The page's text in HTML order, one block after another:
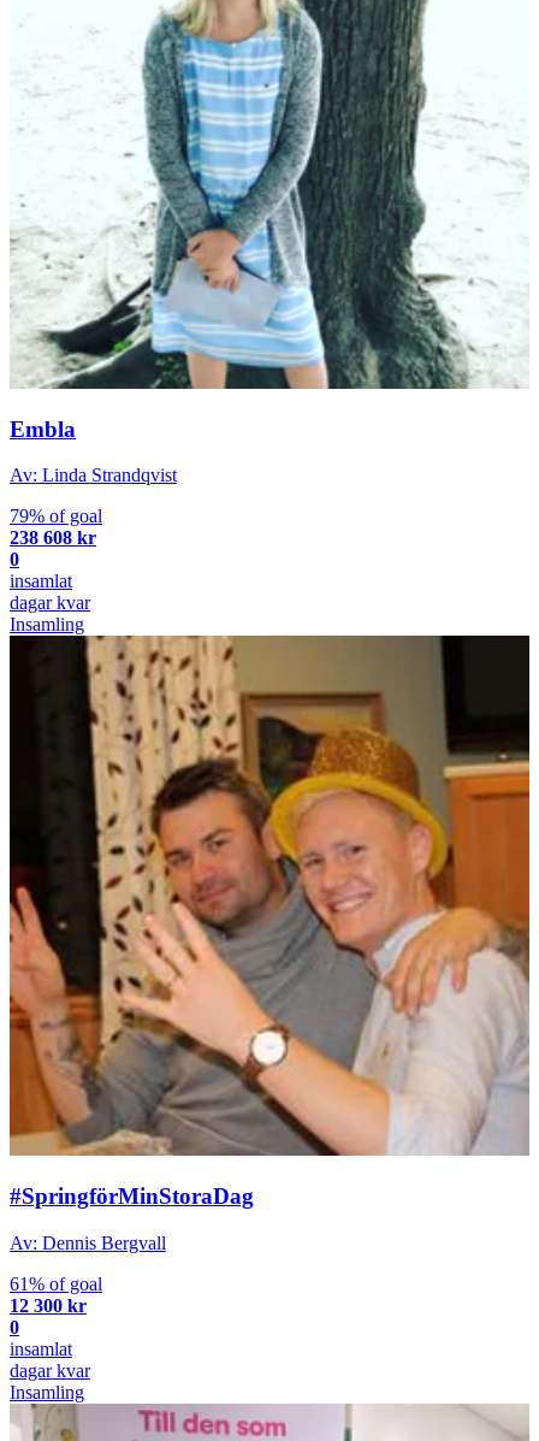
Embla
Av: Linda Strandqvist
79% of goal
238 608 kr
0
insamlat
dagar kvar
Insamling
#SpringförMinStoraDag
Av: Dennis Bergvall
61% of goal
12 300 kr
0
insamlat
dagar kvar
Insamling